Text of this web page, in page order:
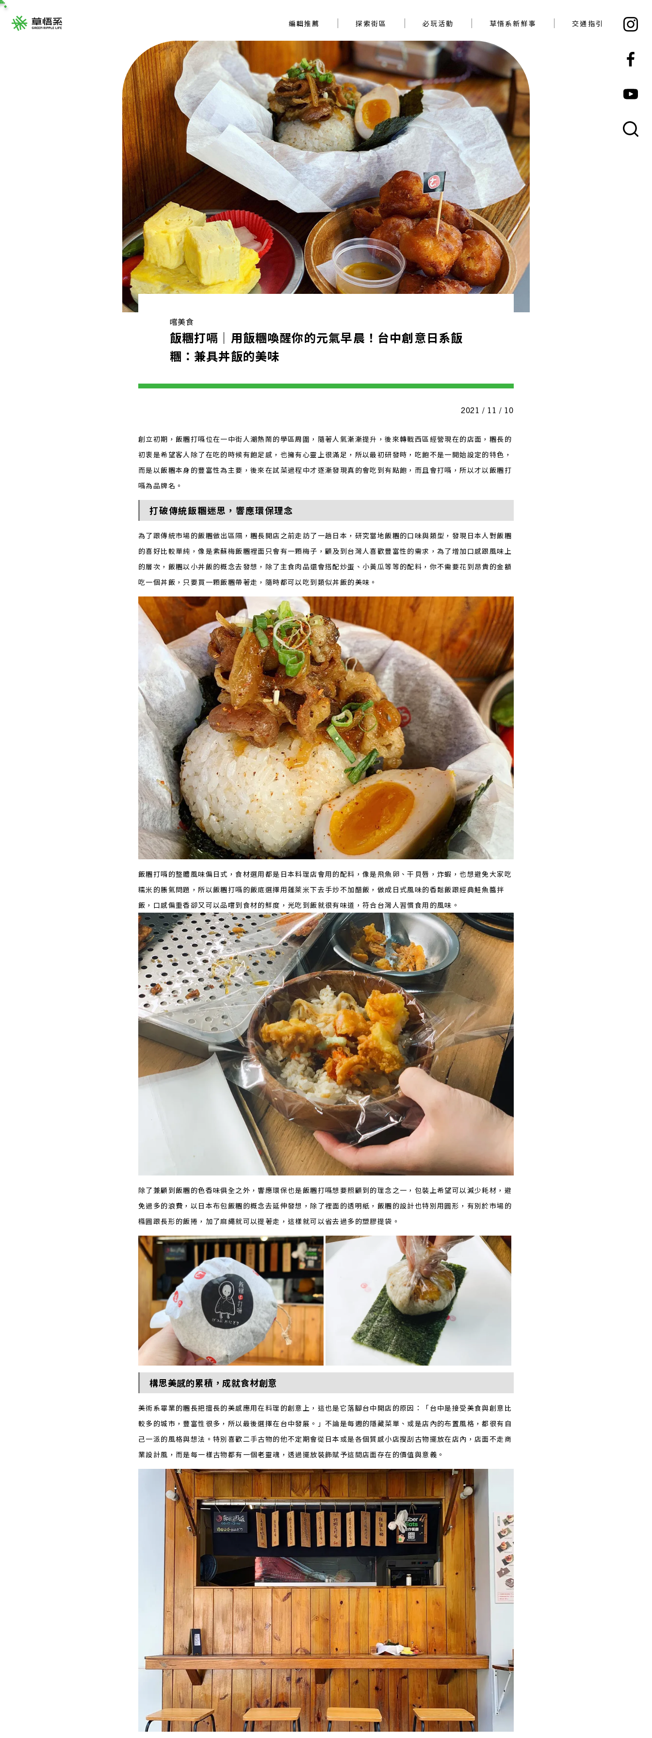
編輯推薦 探索街區 必玩活動 草悟系新鮮事 交通指引
嚐美食
飯糰打嗝｜用飯糰喚醒你的元氣早晨！台中創意日系飯
糰：兼具丼飯的美味
2021 / 11 / 10
創立初期，飯糰打嗝位在一中街人潮熱鬧的學區周圍，隨著人氣漸漸提升，後來轉戰西區經營現在的店面，糰長的
初衷是希望客人除了在吃的時候有飽足感，也擁有心靈上很滿足，所以最初研發時，吃飽不是一開始設定的特色，
而是以飯糰本身的豐富性為主要，後來在試菜過程中才逐漸發現真的會吃到有點飽，而且會打嗝，所以才以飯糰打
嗝為品牌名。
打破傳統飯糰迷思，響應環保理念
為了跟傳統市場的飯糰做出區隔，糰長開店之前走訪了一趟日本，研究當地飯糰的口味與類型，發現日本人對飯糰
的喜好比較單純，像是紫蘇梅飯糰裡面只會有一顆梅子，顧及到台灣人喜歡豐富性的需求，為了增加口感跟風味上
的層次，飯糰以小丼飯的概念去發想，除了主食肉品還會搭配炒蛋、小黃瓜等等的配料，你不需要花到昂貴的金額
吃一個丼飯，只要買一顆飯糰帶著走，隨時都可以吃到類似丼飯的美味。
飯糰打嗝的整體風味偏日式，食材選用都是日本料理店會用的配料，像是飛魚卵、干貝唇，炸蝦，也想避免大家吃
糯米的脹氣問題，所以飯糰打嗝的飯底選擇用蓬萊米下去手炒不加醋飯，做成日式風味的香鬆飯跟經典鮭魚醬拌
飯，口感偏重香卻又可以品嚐到食材的鮮度，光吃到飯就很有味道，符合台灣人習慣食用的風味。
除了兼顧到飯糰的色香味俱全之外，響應環保也是飯糰打嗝想要照顧到的理念之一，包裝上希望可以減少耗材，避
免過多的浪費，以日本布包飯糰的概念去延伸發想，除了裡面的透明紙，飯糰的設計也特別用圓形，有別於市場的
橢圓跟長形的飯捲，加了麻繩就可以提著走，這樣就可以省去過多的塑膠提袋。
構思美感的累積，成就食材創意
美術系畢業的糰長把擅長的美感應用在料理的創意上，這也是它落腳台中開店的原因：「台中是接受美食與創意比
較多的城市，豐富性很多，所以最後選擇在台中發展。」不論是每週的隱藏菜單、或是店內的布置風格，都很有自
己一派的風格與想法。特別喜歡二手古物的他不定期會從日本或是各個質感小店搜刮古物擺放在店內，店面不走商
業設計風，而是每一樣古物都有一個老靈魂，透過擺放裝飾賦予這間店面存在的價值與意義。